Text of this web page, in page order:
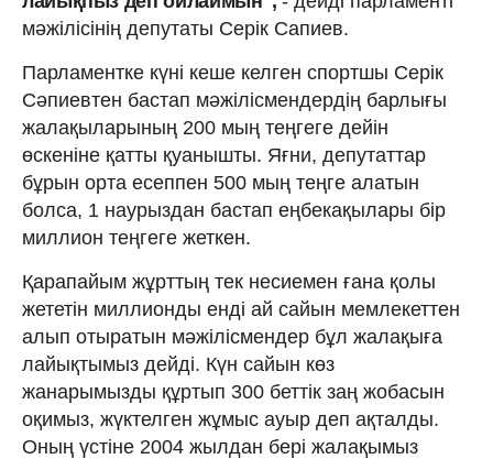
мәжілісінің депутаты Серік Сапиев.
Парламентке күні кеше келген спортшы Серік
Сәпиевтен бастап мәжілісмендердің барлығы
жалақыларының 200 мың теңгеге дейін
өскеніне қатты қуанышты. Яғни, депутаттар
бұрын орта есеппен 500 мың теңге алатын
болса, 1 наурыздан бастап еңбекақылары бір
миллион теңгеге жеткен.
Қарапайым жұрттың тек несиемен ғана қолы
жететін миллионды енді ай сайын мемлекеттен
алып отыратын мәжілісмендер бұл жалақыға
лайықтымыз дейді. Күн сайын көз
жанарымызды құртып 300 беттік заң жобасын
оқимыз, жүктелген жұмыс ауыр деп ақталды.
Оның үстіне 2004 жылдан бері жалақымыз